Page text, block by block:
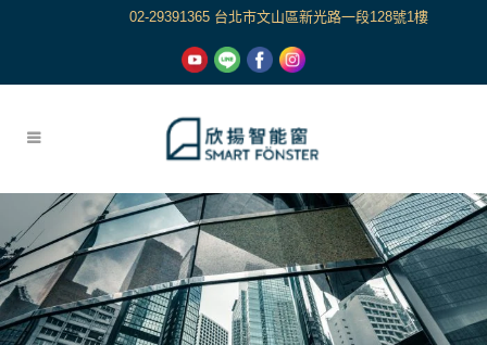
02-29391365 台北市文山區新光路一段128號1樓